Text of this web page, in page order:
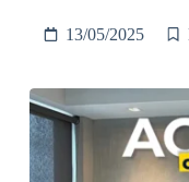
13/05/2025